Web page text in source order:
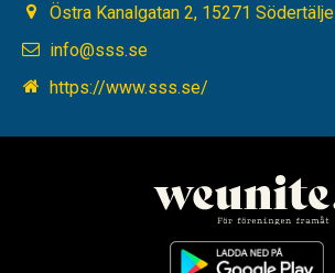
Östra Kanalgatan 2, 15271 Södertälje
info@sss.se
https://www.sss.se/